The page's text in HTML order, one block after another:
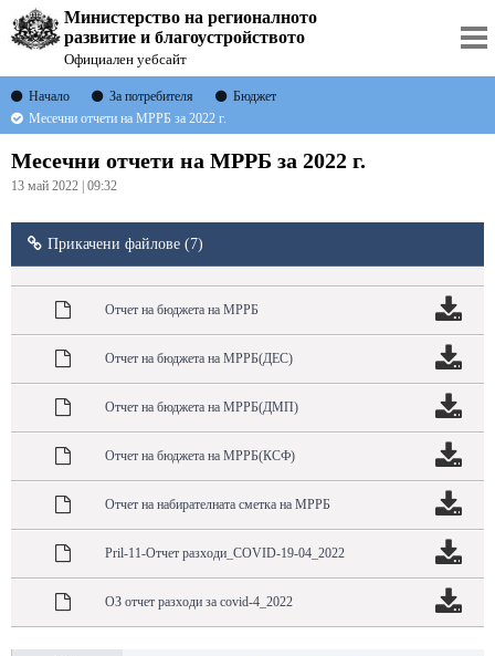
Министерство на регионалното
развитие и благоустройството
Официален уебсайт
Начало За потребителя
Бюджет
Месечни отчети на МРРБ за 2022 г.
Месечни отчети на МРРБ за 2022 г.
13 май 2022 | 09:32
Прикачени файлове (7)
Отчет на бюджета на МРРБ
Отчет на бюджета на МРРБ(ДЕС)
Отчет на бюджета на МРРБ(ДМП)
Отчет на бюджета на МРРБ(КСФ)
Отчет на набирателната сметка на МРРБ
Pril-11-Отчет разходи_COVID-19-04_2022
ОЗ отчет разходи за covid-4_2022